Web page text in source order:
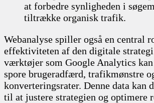
at forbedre synligheden i
tiltrække organisk trafik.
Webanalyse spiller også en central
effektiviteten af den digitale
værktøjer som Google Analytics
spore brugeradfærd, trafikmønstre
konverteringsrater. Denne data kan
til at justere strategien og optimere